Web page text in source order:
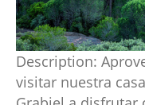
Description:
visitar nuestra